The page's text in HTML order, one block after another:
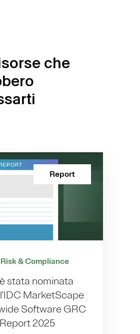
che
Report
& Compliance
stata nominata
MarketScape
Software GRC
2025